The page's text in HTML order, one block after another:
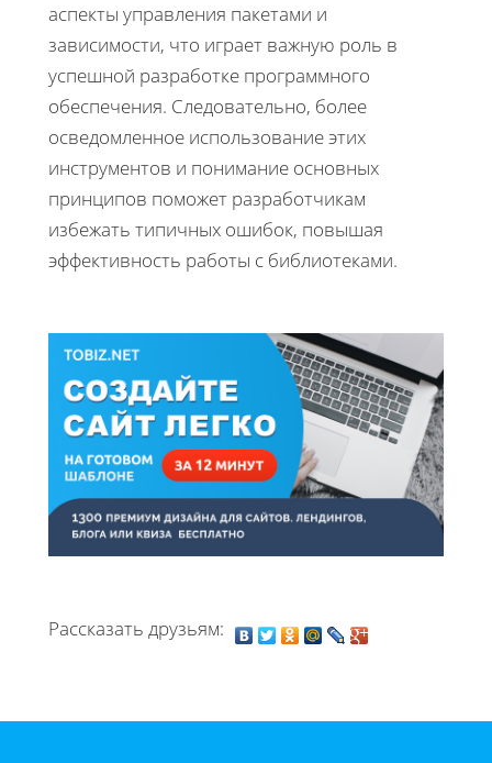
аспекты управления пакетами и
зависимости, что играет важную роль в
успешной разработке программного
обеспечения. Следовательно, более
осведомленное использование этих
инструментов и понимание основных
принципов поможет разработчикам
избежать типичных ошибок, повышая
эффективность работы с библиотеками.
Рассказать друзьям: